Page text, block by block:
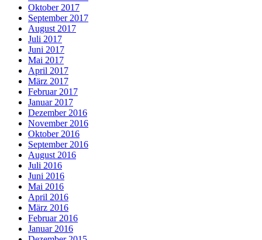
Oktober 2017
September 2017
August 2017
Juli 2017
Juni 2017
Mai 2017
April 2017
März 2017
Februar 2017
Januar 2017
Dezember 2016
November 2016
Oktober 2016
September 2016
August 2016
Juli 2016
Juni 2016
Mai 2016
April 2016
März 2016
Februar 2016
Januar 2016